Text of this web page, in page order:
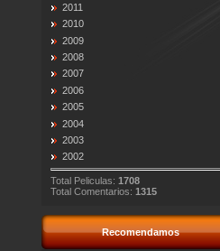
2011
2010
2009
2008
2007
2006
2005
2004
2003
2002
Total Peliculas: 1708
Total Comentarios: 1315
Recomendamos